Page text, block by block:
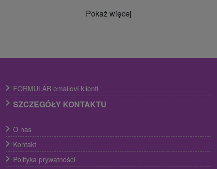
Pokaż więcej
FORMULÁR emailoví klienti
SZCZEGÓŁY KONTAKTU
O nas
Kontakt
Polityka prywatności